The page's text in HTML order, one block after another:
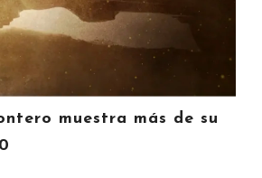
muestra más de su